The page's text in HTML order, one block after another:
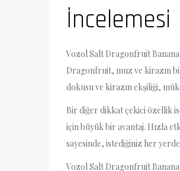
İncelemesi
Vozol Salt Dragonfruit
Dragonfruit, muz ve kirazın
dokusu ve kirazın ekşiliği,
Bir diğer dikkat çekici özellik
için büyük bir avantaj. Hızla
sayesinde, istediğiniz her
Vozol Salt Dragonfruit